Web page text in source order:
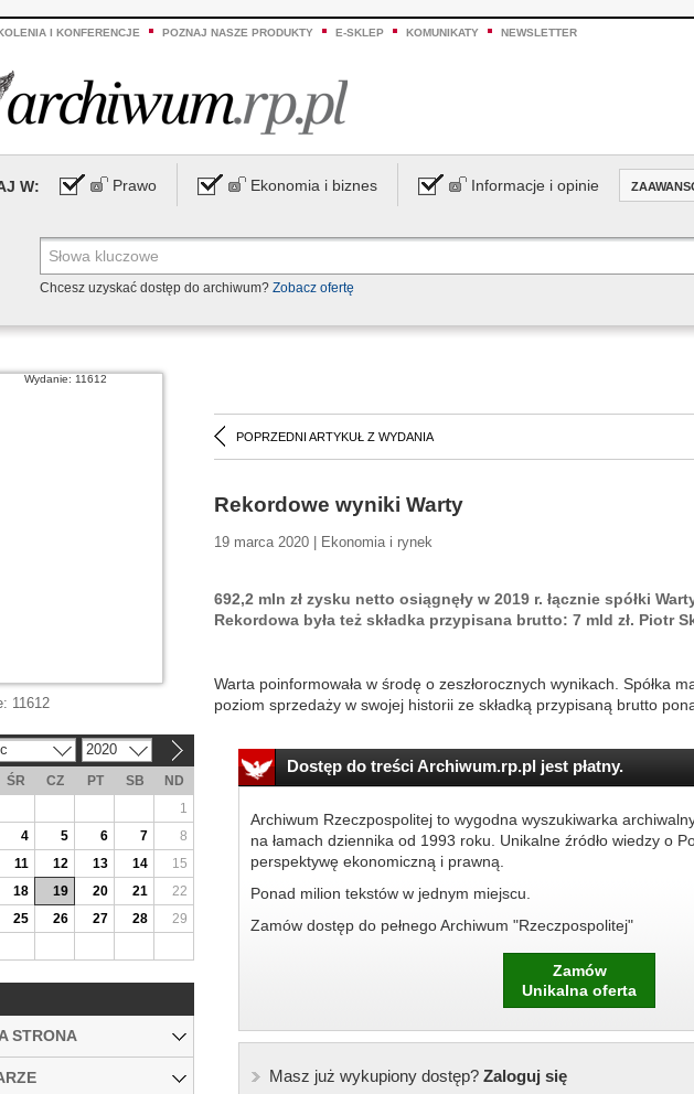
I KONFERENCJE POZNAJ NASZE PRODUKTY E-SKLEP KOMUNIKATY NEWSLETTER
W: Prawo Ekonomia i biznes Informacje i opinie
Chcesz uzyskać dostęp do archiwum? Zobacz ofertę
POPRZEDNI ARTYKUŁ Z WYDANIA
Rekordowe wyniki Warty
19 marca 2020 | Ekonomia i rynek
692,2 mln zł zysku netto osiągnęły w 2019 r. łącznie spółki
Rekordowa była też składka przypisana brutto: 7 mld zł. Piotr
Warta poinformowała w środę o zeszłorocznych wynikach. Spółka
poziom sprzedaży w swojej historii ze składką przypisaną brutto
Dostęp do treści Archiwum.rp.pl jest płatny.
Archiwum Rzeczpospolitej to wygodna wyszukiwarka
na łamach dziennika od 1993 roku. Unikalne źródło wiedzy o
perspektywę ekonomiczną i prawną.
Ponad milion tekstów w jednym miejscu.
Zamów dostęp do pełnego Archiwum "Rzeczpospolitej"
Zamów
Unikalna oferta
Masz już wykupiony dostęp?Zaloguj się
11612
2020
ŚR CZ PT SB
ND
1
4 5 6 7
8
11 12 13 14
15
18 19 20 21
22
25 26 27 28
29
STRONA